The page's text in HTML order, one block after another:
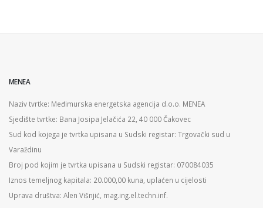
MENEA
Naziv tvrtke: Međimurska energetska agencija d.o.o. MENEA
Sjedište tvrtke: Bana Josipa Jelačića 22, 40 000 Čakovec
Sud kod kojega je tvrtka upisana u Sudski registar: Trgovački sud u
Varaždinu
Broj pod kojim je tvrtka upisana u Sudski registar: 070084035
Iznos temeljnog kapitala: 20.000,00 kuna, uplaćen u cijelosti
Uprava društva: Alen Višnjić, mag.ing.el.techn.inf.